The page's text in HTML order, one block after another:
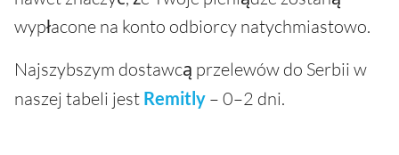
wypłacone na konto odbiorcy natychmiastowo.
Najszybszym dostawcą przelewów do Serbii w
naszej tabeli jest Remitly – 0–2 dni.